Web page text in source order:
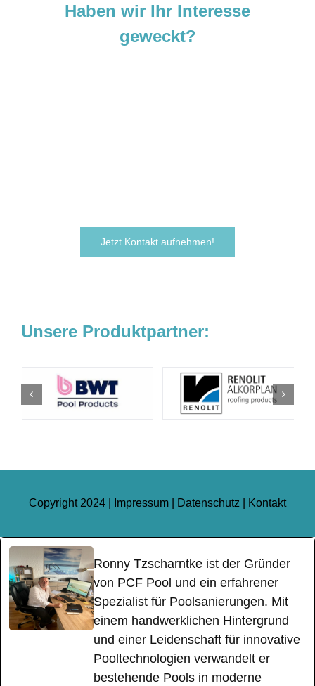
Haben wir Ihr Interesse
geweckt?
Jetzt Kontakt aufnehmen!
Unsere Produktpartner:
Copyright 2024 | Impressum Datenschutz Kontakt
Ronny Tzscharntke ist der Gründer
von PCF Pool und ein erfahrener
Spezialist für Poolsanierungen. Mit
einem handwerklichen Hintergrund
und einer Leidenschaft für innovative
Pooltechnologien verwandelt er
bestehende Pools in moderne